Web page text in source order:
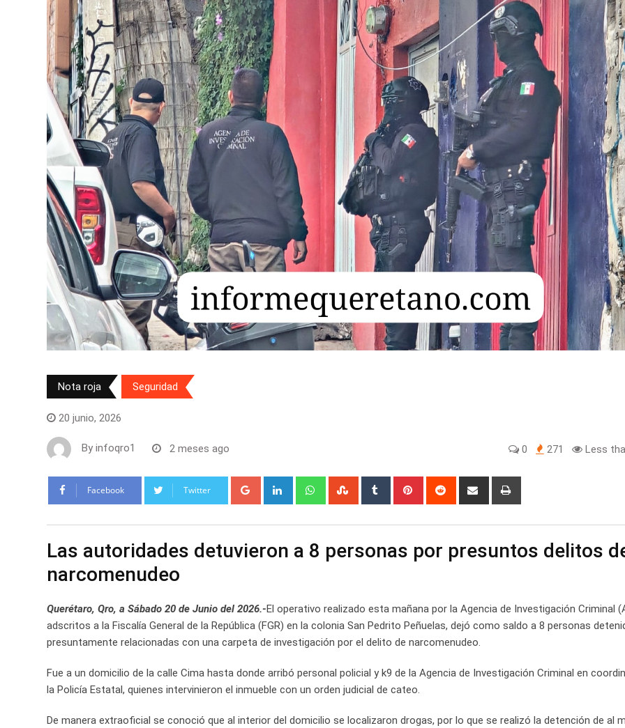
Nota roja Seguridad
20 junio, 2026
By infoqro1 2 meses ago 0 271 Less
Facebook Twitter Google+ LinkedIn WhatsappStumbleUpon
Tumblr Pinterest Reddit
Share
Las autoridades detuvieron a 8 personas por presuntos delitos
narcomenudeo
Querétaro, Qro, a Sábado 20 de Junio del 2026.-El operativo realizado esta mañana por la Agencia de Investigación Criminal
adscritos a la Fiscalía General de la República (FGR) en la colonia San Pedrito Peñuelas, dejó como saldo a 8 personas
presuntamente relacionadas con una carpeta de investigación por el delito de narcomenudeo.
Fue a un domicilio de la calle Cima hasta donde arribó personal policial y k9 de la Agencia de Investigación Criminal en
la Policía Estatal, quienes intervinieron el inmueble con un orden judicial de cateo.
De manera extraoficial se conoció que al interior del domicilio se localizaron drogas, por lo que se realizó la detención de al